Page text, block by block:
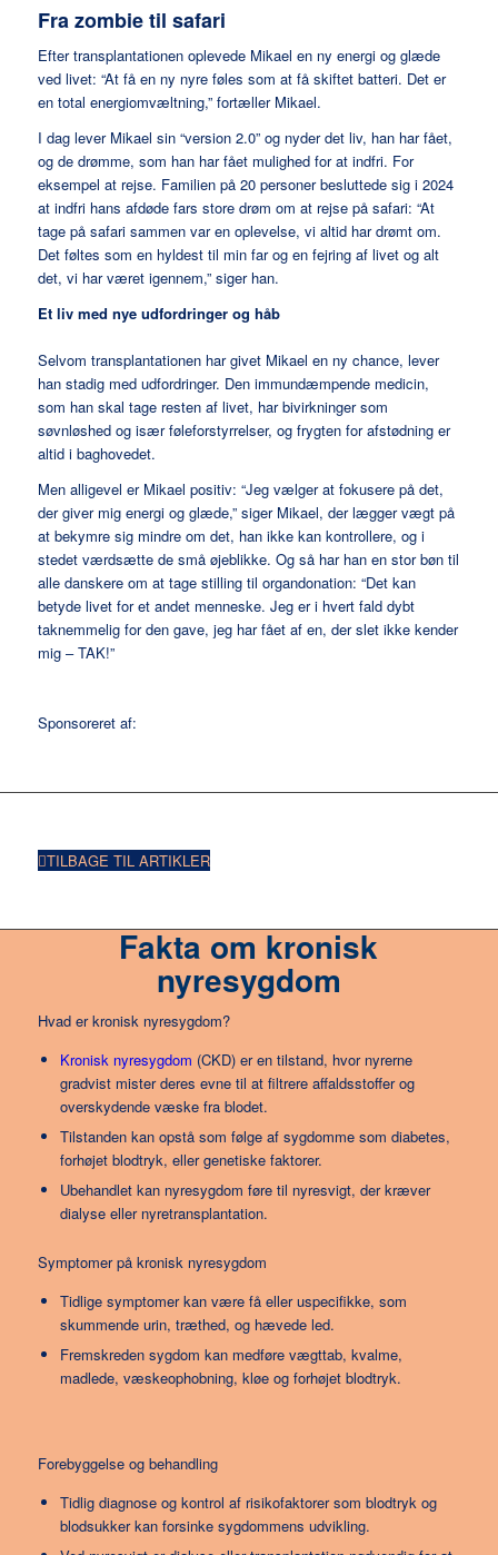
Fra zombie til safari
Efter transplantationen oplevede Mikael en ny energi og glæde
ved livet: “At få en ny nyre føles som at få skiftet batteri. Det er
en total energiomvæltning,” fortæller Mikael.
I dag lever Mikael sin “version 2.0” og nyder det liv, han har fået,
og de drømme, som han har fået mulighed for at indfri. For
eksempel at rejse. Familien på 20 personer besluttede sig i 2024
at indfri hans afdøde fars store drøm om at rejse på safari: “At
tage på safari sammen var en oplevelse, vi altid har drømt om.
Det føltes som en hyldest til min far og en fejring af livet og alt
det, vi har været igennem,” siger han.
Et liv med nye udfordringer og håb
Selvom transplantationen har givet Mikael en ny chance, lever
han stadig med udfordringer. Den immundæmpende medicin,
som han skal tage resten af livet, har bivirkninger som
søvnløshed og især føleforstyrrelser, og frygten for afstødning er
altid i baghovedet.
Men alligevel er Mikael positiv: “Jeg vælger at fokusere på det,
der giver mig energi og glæde,” siger Mikael, der lægger vægt på
at bekymre sig mindre om det, han ikke kan kontrollere, og i
stedet værdsætte de små øjeblikke. Og så har han en stor bøn til
alle danskere om at tage stilling til organdonation: “Det kan
betyde livet for et andet menneske. Jeg er i hvert fald dybt
taknemmelig for den gave, jeg har fået af en, der slet ikke kender
mig – TAK!”
Sponsoreret af:
TILBAGE TIL ARTIKLER
Fakta om kronisk
nyresygdom
Hvad er kronisk nyresygdom?
Kronisk nyresygdom (CKD) er en tilstand, hvor nyrerne
gradvist mister deres evne til at filtrere affaldsstoffer og
overskydende væske fra blodet.
Tilstanden kan opstå som følge af sygdomme som diabetes,
forhøjet blodtryk, eller genetiske faktorer.
Ubehandlet kan nyresygdom føre til nyresvigt, der kræver
dialyse eller nyretransplantation.
Symptomer på kronisk nyresygdom
Tidlige symptomer kan være få eller uspecifikke, som
skummende urin, træthed, og hævede led.
Fremskreden sygdom kan medføre vægttab, kvalme,
madlede, væskeophobning, kløe og forhøjet blodtryk.
Forebyggelse og behandling
Tidlig diagnose og kontrol af risikofaktorer som blodtryk og
blodsukker kan forsinke sygdommens udvikling.